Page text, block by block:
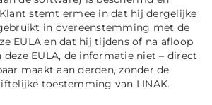
stemt ermee in dat hij dergelijke
in overeenstemming met de
EULA en dat hij tijdens of na afloop
EULA, de informatie niet – direct
maakt aan derden, zonder de
toestemming van LINAK.